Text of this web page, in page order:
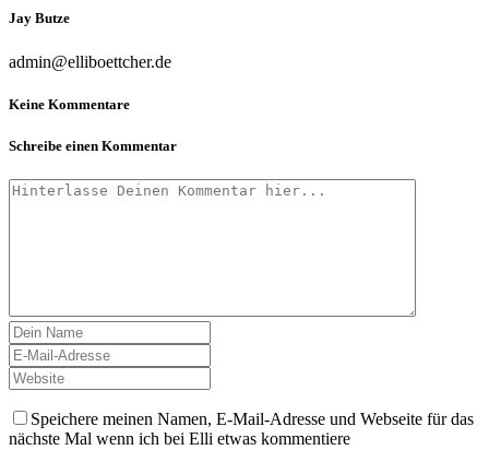
Jay Butze
admin@elliboettcher.de
Keine Kommentare
Schreibe einen Kommentar
Speichere meinen Namen, E-Mail-Adresse und Webseite für das
nächste Mal wenn ich bei Elli etwas kommentiere